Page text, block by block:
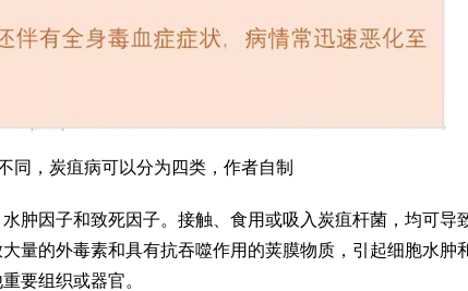
同，炭疽病可以分为四类，作者自制
肿因子和致死因子。接触、食用或吸入炭疽杆菌，均可导
量的外毒素和具有抗吞噬作用的荚膜物质，引起细胞水肿
要组织或器官。